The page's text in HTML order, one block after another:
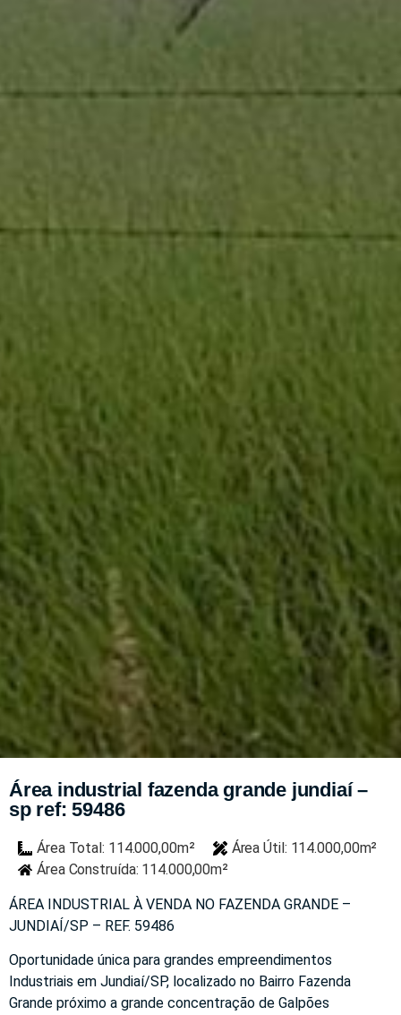
Área industrial fazenda grande jundiaí –
sp ref: 59486
Área Total: 114.000,00m²
Área Útil: 114.000,00m²
Área Construída: 114.000,00m²
ÁREA INDUSTRIAL À VENDA NO FAZENDA GRANDE –
JUNDIAÍ/SP – REF. 59486
Oportunidade única para grandes empreendimentos
Industriais em Jundiaí/SP, localizado no Bairro Fazenda
Grande próximo a grande concentração de Galpões